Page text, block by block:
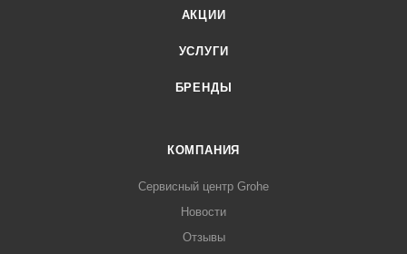
АКЦИИ
УСЛУГИ
БРЕНДЫ
КОМПАНИЯ
Сервисный центр Grohe
Новости
Отзывы